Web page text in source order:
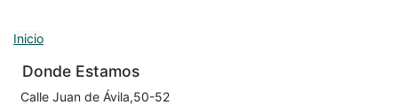
Inicio
Donde Estamos
Calle Juan de Ávila,50-52